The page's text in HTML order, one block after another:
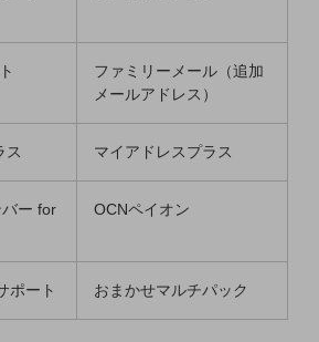
ファミリーメール（追加
メールアドレス）
ス マイアドレスプラス
ー for
OCNペイオン
ポート おまかせマルチパック